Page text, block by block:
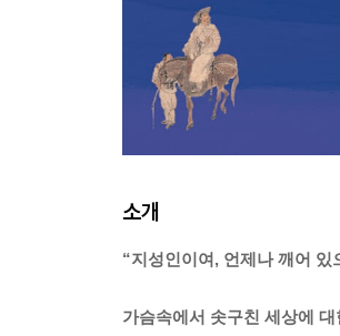
소개
“지성인이여, 언제나 깨어 있
가슴속에서 솟구친 세상에